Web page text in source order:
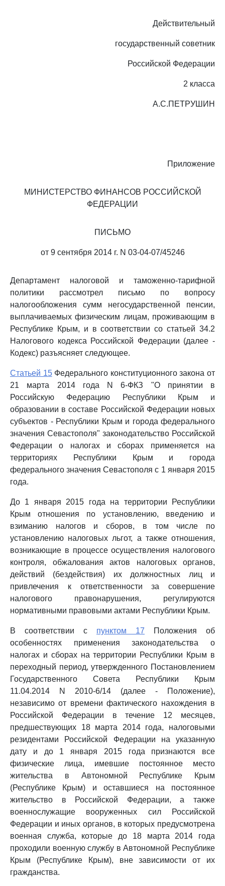
Действительный
государственный советник
Российской Федерации
2 класса
А.С.ПЕТРУШИН
Приложение
МИНИСТЕРСТВО ФИНАНСОВ РОССИЙСКОЙ
ФЕДЕРАЦИИ
ПИСЬМО
от 9 сентября 2014 г. N 03-04-07/45246
Департамент налоговой и таможенно-тарифной
политики рассмотрел письмо по вопросу
налогообложения сумм негосударственной пенсии,
выплачиваемых физическим лицам, проживающим в
Республике Крым, и в соответствии со статьей 34.2
Налогового кодекса Российской Федерации (далее -
Кодекс) разъясняет следующее.
Статьей 15Федерального конституционного закона от
21 марта 2014 года N 6-ФКЗ "О принятии в
Российскую Федерацию Республики Крым и
образовании в составе Российской Федерации новых
субъектов - Республики Крым и города федерального
значения Севастополя" законодательство Российской
Федерации о налогах и сборах применяется на
территориях Республики Крым и города
федерального значения Севастополя с 1 января 2015
года.
До 1 января 2015 года на территории Республики
Крым отношения по установлению, введению и
взиманию налогов и сборов, в том числе по
установлению налоговых льгот, а также отношения,
возникающие в процессе осуществления налогового
контроля, обжалования актов налоговых органов,
действий (бездействия) их должностных лиц и
привлечения к ответственности за совершение
налогового правонарушения, регулируются
нормативными правовыми актами Республики Крым.
В соответствии с пунктом 17 Положения об
особенностях применения законодательства о
налогах и сборах на территории Республики Крым в
переходный период, утвержденного Постановлением
Государственного Совета Республики Крым
11.04.2014 N 2010-6/14 (далее - Положение),
независимо от времени фактического нахождения в
Российской Федерации в течение 12 месяцев,
предшествующих 18 марта 2014 года, налоговыми
резидентами Российской Федерации на указанную
дату и до 1 января 2015 года признаются все
физические лица, имевшие постоянное место
жительства в Автономной Республике Крым
(Республике Крым) и оставшиеся на постоянное
жительство в Российской Федерации, а также
военнослужащие вооруженных сил Российской
Федерации и иных органов, в которых предусмотрена
военная служба, которые до 18 марта 2014 года
проходили военную службу в Автономной Республике
Крым (Республике Крым), вне зависимости от их
гражданства.